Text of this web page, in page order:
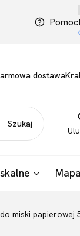
Pomoc
dostawa
Szukaj
miski papierowej